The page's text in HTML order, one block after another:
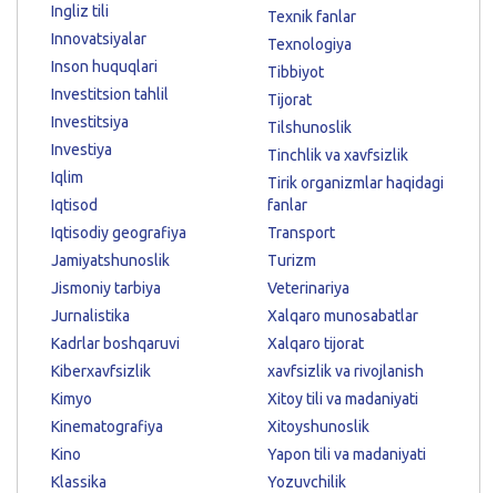
Ingliz tili
Innovatsiyalar
Inson huquqlari
Investitsion tahlil
Investitsiya
Investiya
Iqlim
Iqtisod
Iqtisodiy geografiya
Jamiyatshunoslik
Jismoniy tarbiya
Jurnalistika
Kadrlar boshqaruvi
Kiberxavfsizlik
Kimyo
Kinematografiya
Kino
Klassika
Texnik fanlar
Texnologiya
Tibbiyot
Tijorat
Tilshunoslik
Tinchlik va xavfsizlik
Tirik organizmlar haqidagi
fanlar
Transport
Turizm
Veterinariya
Xalqaro munosabatlar
Xalqaro tijorat
xavfsizlik va rivojlanish
Xitoy tili va madaniyati
Xitoyshunoslik
Yapon tili va madaniyati
Yozuvchilik